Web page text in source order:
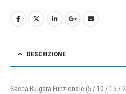
DESCRIZIONE
Sacca Bulgara Funzionale (5 / 10 / 15 /